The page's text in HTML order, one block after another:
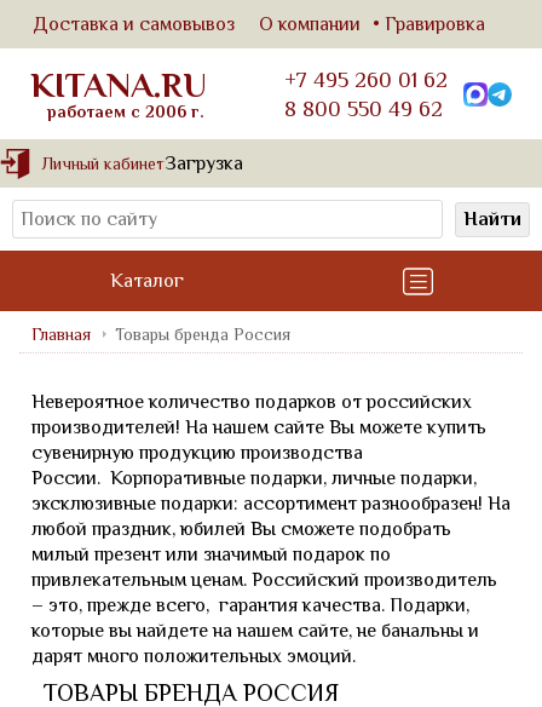
Доставка и самовывоз О компании Гравировка
KITANA.RU
работаем с 2006 г.
+7 495 260 01 62
8 800 550 49 62
Личный кабинетЗагрузка
Найти
Каталог
Главная Товары бренда Россия
Невероятное количество подарков от российских
производителей! На нашем сайте Вы можете купить
сувенирную продукцию производства
России. Корпоративные подарки, личные подарки,
эксклюзивные подарки: ассортимент разнообразен! На
любой праздник, юбилей Вы сможете подобрать
милый презент или значимый подарок по
привлекательным ценам. Российский производитель
– это, прежде всего, гарантия качества. Подарки,
которые вы найдете на нашем сайте, не банальны и
дарят много положительных эмоций.
ТОВАРЫ БРЕНДА РОССИЯ